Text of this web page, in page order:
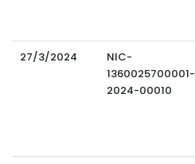
27/3/2024
NIC-
1360025700001-
2024-00010